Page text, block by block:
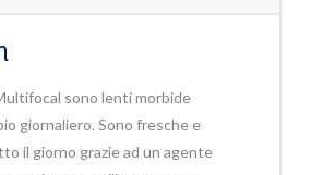
sono lenti morbide
giornaliero. Sono fresche e
il giorno grazie ad un agente